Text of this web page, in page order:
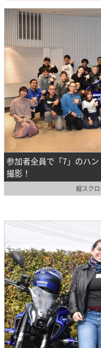
参加者全員で「7」のハ
撮影！
縦スク